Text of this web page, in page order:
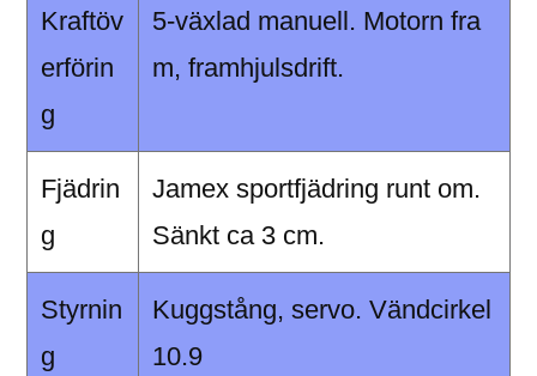
Kraftöv
erförin
g
5-växlad manuell. Motorn fra
m, framhjulsdrift.
Fjädrin
g
Jamex sportfjädring runt om.
Sänkt ca 3 cm.
Styrnin
g
Kuggstång, servo. Vändcirkel
10.9